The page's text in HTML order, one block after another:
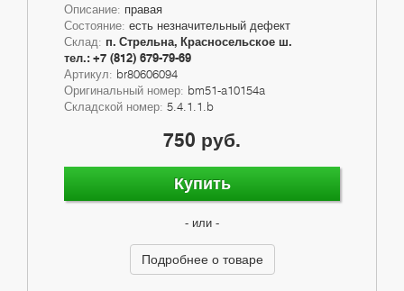
Описание: правая
Состояние: есть незначительный дефект
Склад: п. Стрельна, Красносельское ш.
тел.: +7 (812) 679-79-69
Артикул: br80606094
Оригинальный номер: bm51-a10154a
Складской номер: 5.4.1.1.b
750 руб.
Купить
- или -
Подробнее о товаре